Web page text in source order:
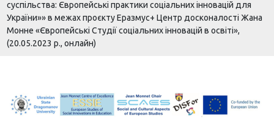
суспільства: Європейські практики соціальних інновацій для
України»» в межах проєкту Еразмус+ Центр досконалості Жана
Монне «Європейські Студії соціальних інновацій в освіті»,
(20.05.2023 р., онлайн)